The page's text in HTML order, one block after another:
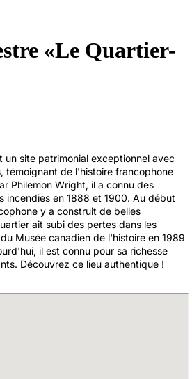
«Le Quartier-
un site patrimonial exceptionnel avec
témoignant de l'histoire francophone
Philemon Wright, il a connu des
incendies en 1888 et 1900. Au début
y a construit de belles
ait subi des pertes dans les
Musée canadien de l'histoire en 1989
il est connu pour sa richesse
Découvrez ce lieu authentique !